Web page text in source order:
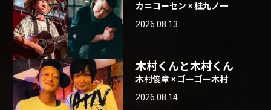
カニコーセン × 桂九ノ一
2026.08.13
木村くんと木村くん
木村俊章 × ゴーゴー木村
2026.08.14